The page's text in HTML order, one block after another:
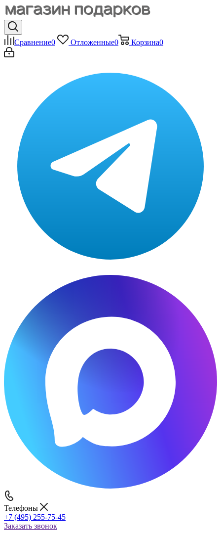
Сравнение0 Отложенные0 Корзина0
Телефоны
+7 (495) 255-75-45
Заказать звонок